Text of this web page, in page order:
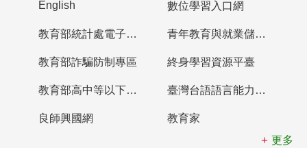
English 數位學習入口網
教育部統計處電子書櫃 青年教育與就業儲蓄帳戶
教育部詐騙防制專區 終身學習資源平臺
教育部高中等以下學校及幼兒園教師資格檢定考試 臺灣台語語言能力認證網站
良師興國網
教育家
更多